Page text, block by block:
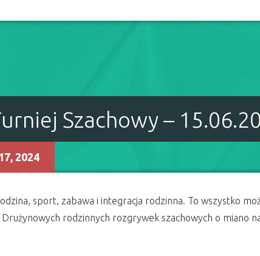
Szachowy –
2024
sport, zabawa i integracja rodzinna. To wszystko
Drużynowych rodzinnych rozgrywek szachowych o miano